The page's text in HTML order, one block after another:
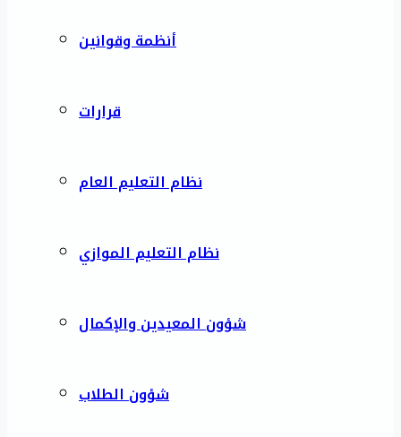
أنظمة وقوانين
قرارات
نظام التعليم العام
نظام التعليم الموازي
شؤون المعيدين والإكمال
شؤون الطلاب